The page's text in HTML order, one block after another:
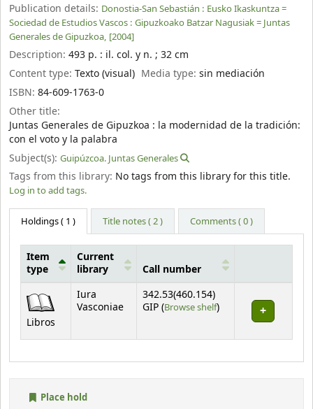
Publication details: Donostia-San Sebastián : Eusko Ikaskuntza =
Sociedad de Estudios Vascos : Gipuzkoako Batzar Nagusiak = Juntas
Generales de Gipuzkoa, [2004]
Description: 493 p. : il. col. y n. ; 32 cm
Content type: Texto (visual) Media type:sin mediación
ISBN: 84-609-1763-0
Other title:
Juntas Generales de Gipuzkoa : la modernidad de la tradición:
con el voto y la palabra
Subject(s):
Guipúzcoa‏. Juntas Generales
Tags from this library: No tags from this library for this title.
Log in to add tags.
Holdings( 1 ) Title notes ( 2 ) Comments ( 0 )
Item
type
Current
library
Call number
Libros
Iura
Vasconiae
342.53(460.154)
GIP (Browse shelf(Opens below)
)
Place hold